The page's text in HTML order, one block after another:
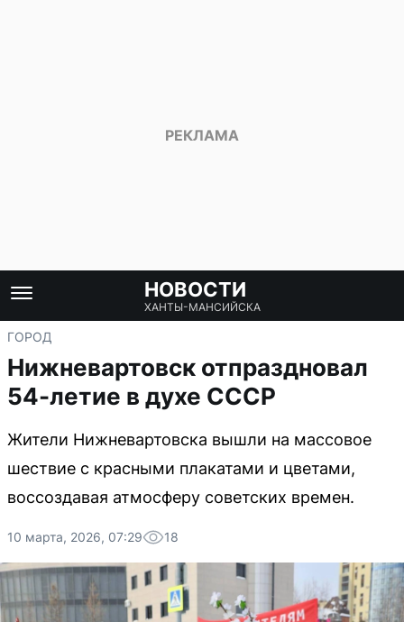
НОВОСТИ
ХАНТЫ-МАНСИЙСКА
ГОРОД
Нижневартовск отпраздновал
54-летие в духе СССР
Жители Нижневартовска вышли на массовое
шествие с красными плакатами и цветами,
воссоздавая атмосферу советских времен.
10 марта, 2026, 07:29 18